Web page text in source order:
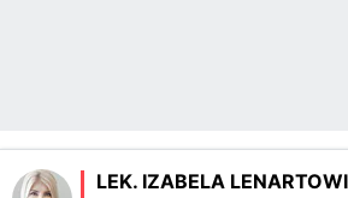
LEK. IZABELA